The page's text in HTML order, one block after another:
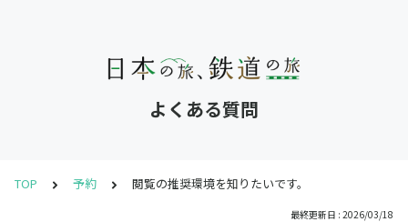
よくある質問
TOP 予約 閲覧の推奨環境を知りたいです。
最終更新日 : 2026/03/18